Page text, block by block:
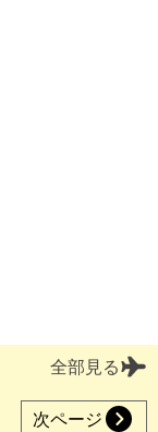
全部見る
次ページ